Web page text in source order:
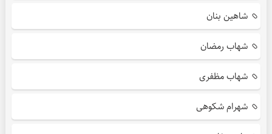
شاهین بنان
شهاب رمضان
شهاب مظفری
شهرام شکوهی